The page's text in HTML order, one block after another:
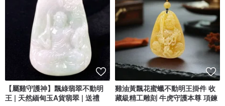
【屬雞守護神】飄綠翡翠不動明
王 | 天然緬甸玉A貨翡翠 | 送禮
雞油黃飄花蜜蠟不動明王掛件 收
藏級精工雕刻 牛虎守護本尊 項鍊